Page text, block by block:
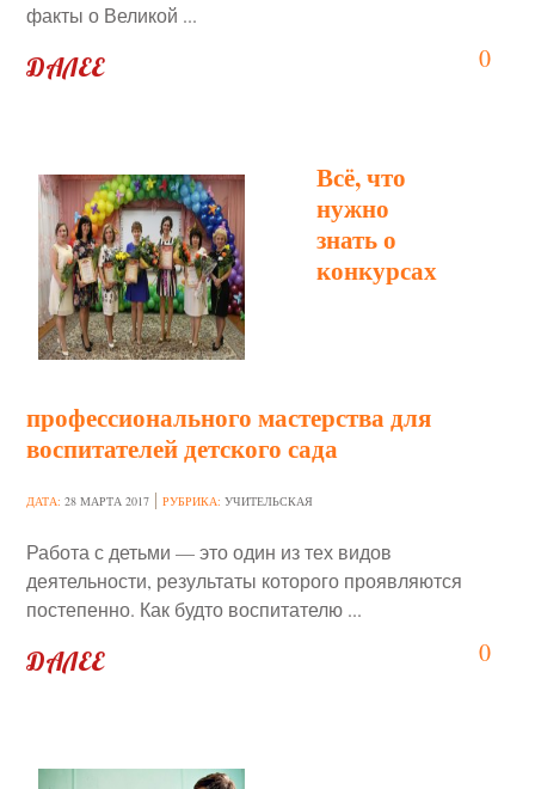
0
факты о Великой ...
ДАЛЕЕ
Всё, что
нужно
знать о
конкурсах
профессионального мастерства для
воспитателей детского сада
ДАТА:28 МАРТА 2017 РУБРИКА:УЧИТЕЛЬСКАЯ
0
Работа с детьми — это один из тех видов
деятельности, результаты которого проявляются
постепенно. Как будто воспитателю ...
ДАЛЕЕ